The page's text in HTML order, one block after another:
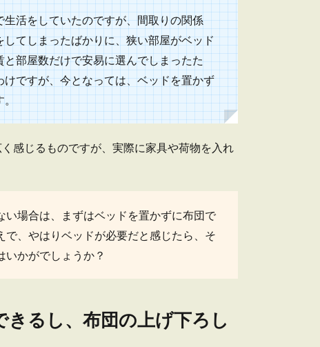
リア。おしゃれ空間を演出するポイント
敵なインテリアを置いておしゃれなトイレにしたい！そんな方
いらない？カーテンの役割と必要性
に行く頻度はどのくらいが良いのか
活をしていたのですが、間取りの関係
てしまったばかりに、狭い部屋がベッド
部屋数だけで安易に選んでしまったた
ですが、今となっては、ベッドを置かず
。
感じるものですが、実際に家具や荷物を入れ
場合は、まずはベッドを置かずに布団で
、やはりベッドが必要だと感じたら、そ
かがでしょうか？
るし、布団の上げ下ろし